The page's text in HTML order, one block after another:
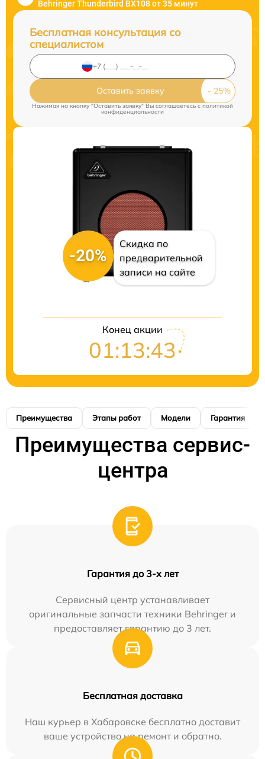
Behringer Thunderbird BX108 от 35 минут
Бесплатная консультация со
специалистом
Оставить заявку
Нажимая на кнопку "Оставить заявку" Вы соглашаетесь cполитикой
конфиденциальности
-20%
Скидка по
предварительной
записи на сайте
Конец акции
01:13:42
Преимущества Этапы работ Модели Гарантия
Преимущества сервис-
центра
Гарантия до 3-х лет
Сервисный центр устанавливает
оригинальные запчасти техники Behringer и
предоставляет гарантию до 3 лет.
Бесплатная доставка
Наш курьер в Хабаровске бесплатно доставит
ваше устройство на ремонт и обратно.